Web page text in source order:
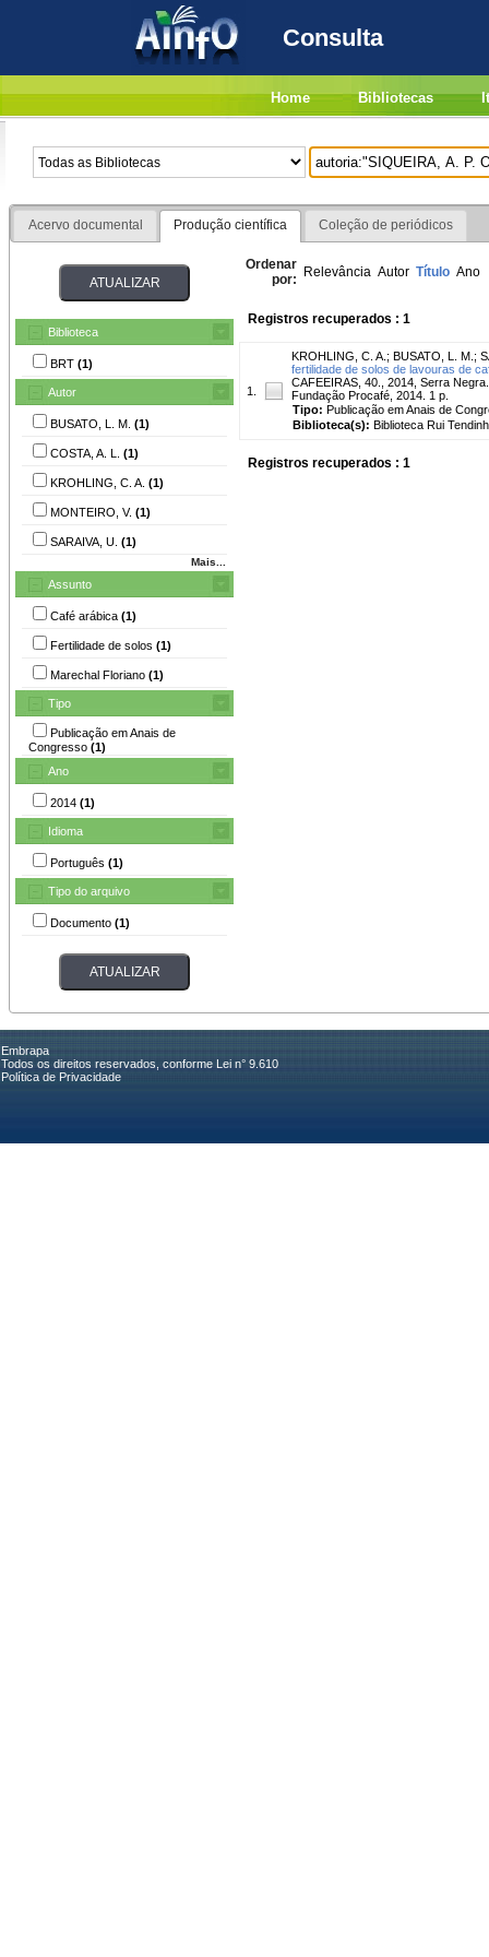
Consulta
Home Bibliotecas
Acervo documental Produção científica Coleção de periódicos
Biblioteca
BRT (1)
Autor
BUSATO, L. M. (1)
COSTA, A. L. (1)
KROHLING, C. A. (1)
MONTEIRO, V. (1)
SARAIVA, U. (1)
Mais...
Assunto
Café arábica (1)
Fertilidade de solos (1)
Marechal Floriano (1)
Tipo
Publicação em Anais de
Congresso (1)
Ano
2014 (1)
Idioma
Português (1)
Tipo do arquivo
Documento (1)
Ordenar
por: Relevância Autor Título Ano
Registros recuperados : 1
1.
KROHLING, C. A. ; BUSATO, L. M. ;
fertilidade de solos de lavouras de
CAFEEIRAS, 40., 2014, Serra
Fundação Procafé, 2014. 1 p.
Tipo: Publicação em Anais de
Biblioteca(s): Biblioteca Rui
Registros recuperados : 1
Embrapa
Todos os direitos reservados, conforme Lei n° 9.610
Política de Privacidade